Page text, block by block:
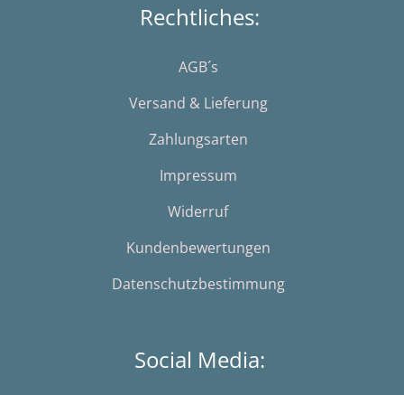
Rechtliches:
AGB´s
Versand & Lieferung
Zahlungsarten
Impressum
Widerruf
Kundenbewertungen
Datenschutzbestimmung
Social Media: